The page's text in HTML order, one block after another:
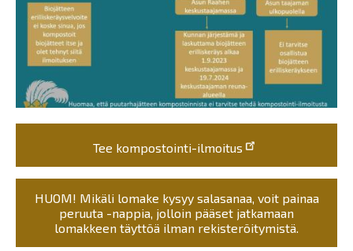
Tee kompostointi-ilmoitus
HUOM! Mikäli lomake kysyy salasanaa, voit painaa
peruuta -nappia, jolloin pääset jatkamaan
lomakkeen täyttöä ilman rekisteröitymistä.